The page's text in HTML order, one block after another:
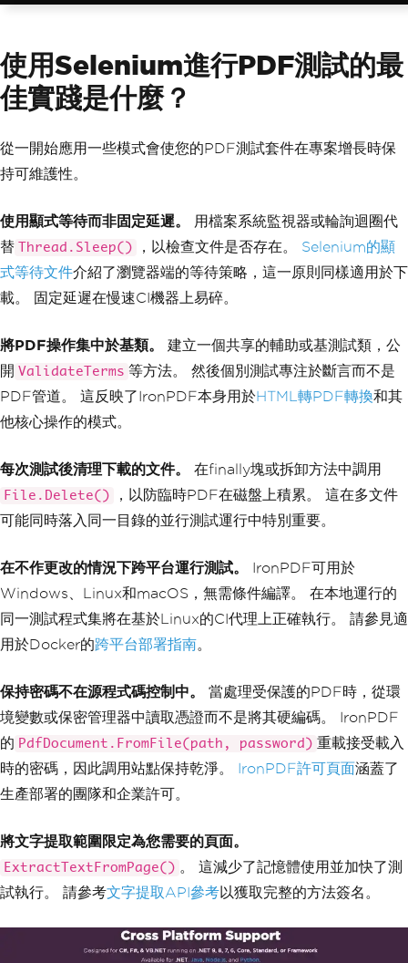
使用Selenium進行PDF測試的最
佳實踐是什麼？
從一開始應用一些模式會使您的PDF測試套件在專案增長時保
持可維護性。
使用顯式等待而非固定延遲。
用檔案系統監視器或輪詢迴圈代
替
Thread.Sleep() ，以檢查文件是否存在。 Selenium的顯
式等待文件介紹了瀏覽器端的等待策略，這一原則同樣適用於下
載。 固定延遲在慢速CI機器上易碎。
將PDF操作集中於基類。
建立一個共享的輔助或基測試類，公
開 ValidateTerms 等方法。 然後個別測試專注於斷言而不是
PDF管道。 這反映了IronPDF本身用於HTML轉PDF轉換和其
他核心操作的模式。
每次測試後清理下載的文件。 在finally塊或拆卸方法中調用
File.Delete()
，以防臨時PDF在磁盤上積累。 這在多文件
可能同時落入同一目錄的並行測試運行中特別重要。
在不作更改的情況下跨平台運行測試。
IronPDF可用於
Windows、Linux和macOS，無需條件編譯。 在本地運行的
同一測試程式集將在基於Linux的CI代理上正確執行。 請參見適
用於Docker的跨平台部署指南。
保持密碼不在源程式碼控制中。
當處理受保護的PDF時，從環
境變數或保密管理器中讀取憑證而不是將其硬編碼。 IronPDF
的 PdfDocument.FromFile(path, password) 重載接受載入
時的密碼，因此調用站點保持乾淨。 IronPDF許可頁面涵蓋了
生產部署的團隊和企業許可。
將文字提取範圍限定為您需要的頁面。
ExtractTextFromPage() 。 這減少了記憶體使用並加快了測
試執行。 請參考文字提取API參考以獲取完整的方法簽名。